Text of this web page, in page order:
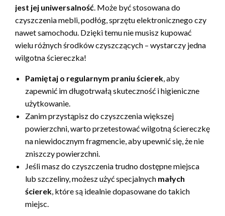
jest jej uniwersalność . Może być stosowana do
czyszczenia mebli, podłóg, sprzętu elektronicznego czy
nawet samochodu. Dzięki temu nie musisz kupować
wielu różnych środków czyszczących – wystarczy jedna
wilgotna ściereczka!
Pamiętaj o regularnym praniu ścierek , aby
zapewnić im długotrwałą skuteczność i higieniczne
użytkowanie.
Zanim przystąpisz do czyszczenia większej
powierzchni, warto przetestować wilgotną ściereczkę
na niewidocznym fragmencie, aby upewnić się, że nie
zniszczy powierzchni.
Jeśli masz do czyszczenia trudno dostępne miejsca
lub szczeliny, możesz użyć specjalnych małych
ścierek , które są idealnie dopasowane do takich
miejsc.